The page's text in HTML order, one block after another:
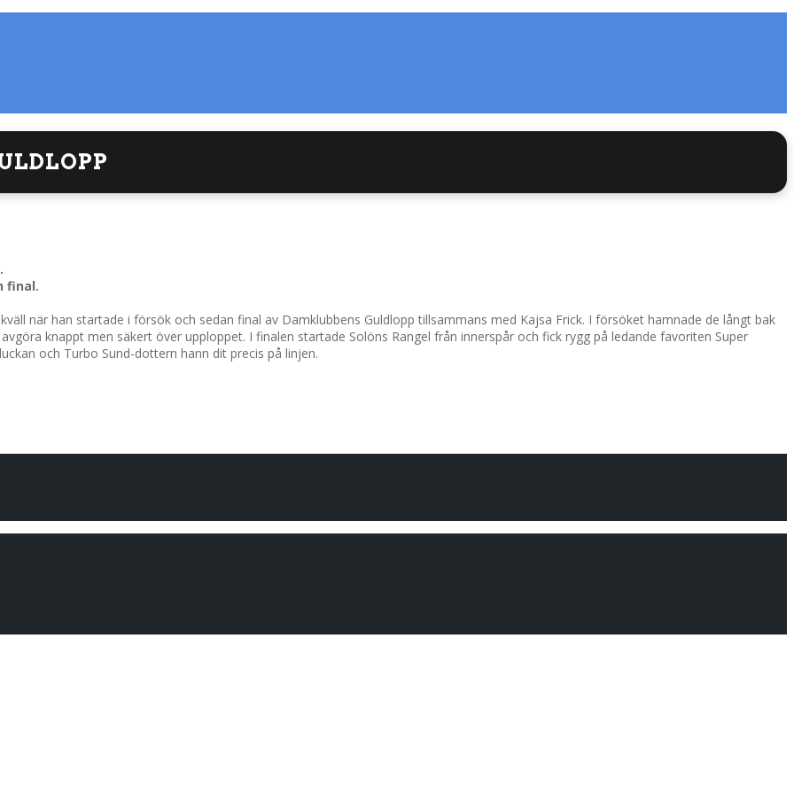
final.
när han startade i försök och sedan final av Damklubbens Guldlopp tillsammans med Kajsa Frick. I försöket hamnade de långt bak
knappt men säkert över upploppet. I finalen startade Solöns Rangel från innerspår och fick rygg på ledande favoriten Super
och Turbo Sund-dottern hann dit precis på linjen.